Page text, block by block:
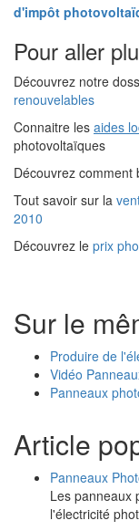
d'impôt
Pour aller
Découvrez notre
renouvelables
Connaitre les aides
photovoltaïques
Découvrez comment
Tout savoir sur la
2010
Découvrez le prix
Sur le
Produire de
Vidéo
Panneaux
Article
Panneaux
Les panneaux
l'électricité